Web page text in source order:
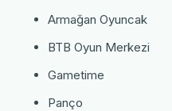
Armağan Oyuncak
BTB Oyun Merkezi
Gametime
Panço